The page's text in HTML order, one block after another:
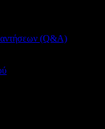
(Q&A)